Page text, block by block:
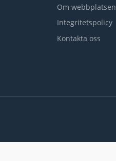
Om webbplatsen
Integritetspolicy
Kontakta oss